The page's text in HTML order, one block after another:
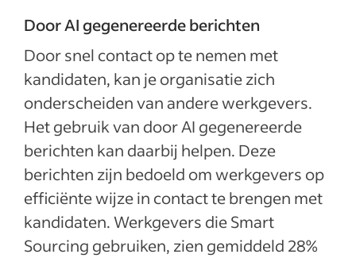
Door AI gegenereerde berichten
Door snel contact op te nemen met
kandidaten, kan je organisatie zich
onderscheiden van andere werkgevers.
Het gebruik van door AI gegenereerde
berichten kan daarbij helpen. Deze
berichten zijn bedoeld om werkgevers op
efficiënte wijze in contact te brengen met
kandidaten. Werkgevers die Smart
Sourcing gebruiken, zien gemiddeld 28%